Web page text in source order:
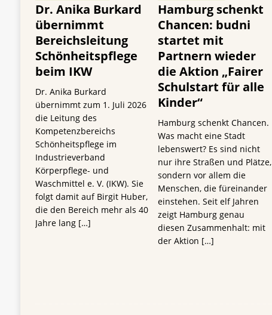
Dr. Anika Burkard
übernimmt
Bereichsleitung
Schönheitspflege
beim IKW
Dr. Anika Burkard
übernimmt zum 1. Juli 2026
die Leitung des
Kompetenzbereichs
Schönheitspflege im
Industrieverband
Körperpflege- und
Waschmittel e. V. (IKW). Sie
folgt damit auf Birgit Huber,
die den Bereich mehr als 40
Jahre lang […]
Hamburg schenkt
Chancen: budni
startet mit
Partnern wieder
die Aktion „Fairer
Schulstart für alle
Kinder“
Hamburg schenkt Chancen.
Was macht eine Stadt
lebenswert? Es sind nicht
nur ihre Straßen und Plätze,
sondern vor allem die
Menschen, die füreinander
einstehen. Seit elf Jahren
zeigt Hamburg genau
diesen Zusammenhalt: mit
der Aktion […]